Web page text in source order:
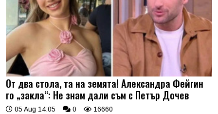
От два стола, та на земята! Александра Фейгин
го „закла“: Не знам дали съм с Петър Дочев
05 Aug 14:05 0 16660